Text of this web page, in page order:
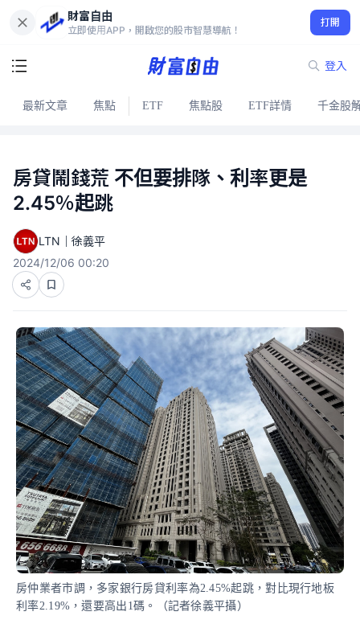
財富自由
立即使用APP，開啟您的股市智慧導航！
打開
登入
最新文章 焦點 ETF 焦點股 ETF詳情 千金股
房貸鬧錢荒 不但要排隊、利率更是
2.45％起跳
LTN｜徐義平
2024/12/06 00:20
房仲業者市調，多家銀行房貸利率為2.45%起跳，對比現行地板
利率2.19%，還要高出1碼。（記者徐義平攝）